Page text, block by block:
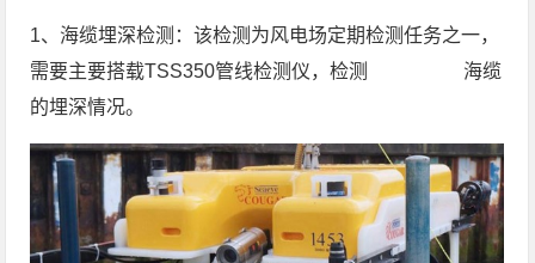
1、海缆埋深检测：该检测为风电场定期检测任务之一，
需要主要搭载TSS350管线检测仪，检测 海缆
的埋深情况。